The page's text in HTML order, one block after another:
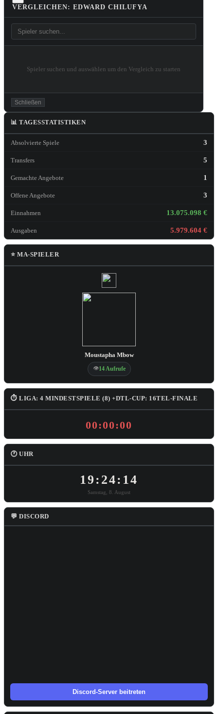
VERGLEICHEN: EDWARD CHILUFYA
Spieler suchen und auswählen um den Vergleich zu starten
Schließen
📊 TAGESSTATISTIKEN
Absolvierte Spiele 3
Transfers 5
Gemachte Angebote 1
Offene Angebote 3
Einnahmen 13.075.098 €
Ausgaben 5.979.604 €
⭐ MA-SPIELER
Moustapha Mbow
👁14 Aufrufe
⏱ LIGA: 4 MINDESTSPIELE (8) +DTL-CUP: 16TEL-FINALE
00:00:00
🕐 UHR
19:24:15
Samstag, 8. August
💬 DISCORD
Discord-Server beitreten